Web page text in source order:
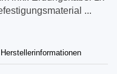
...
Herstellerinformationen